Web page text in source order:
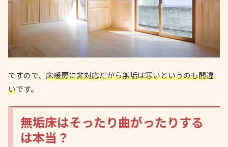
ですので、 床暖房に非対応だから無垢は寒いというのも間違
いです。
無垢床はそったり曲がったりする
は本当？